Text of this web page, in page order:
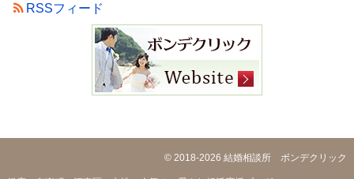
RSSフィード
© 2018-2026 結婚相談所 ボンデクリック